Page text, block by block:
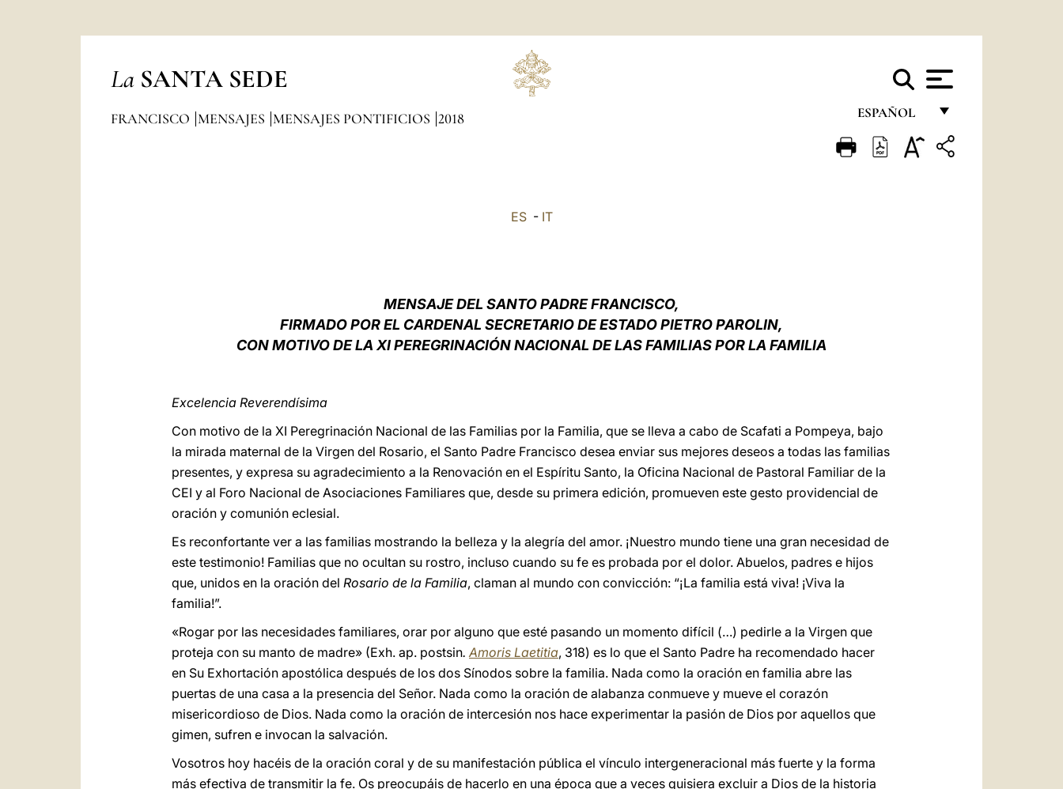
La SANTA SEDE
ESPAÑOL
FRANÇAIS
FRANCISCO MENSAJES MENSAJES PONTIFICIOS 2018
ES- IT
MENSAJE DEL SANTO PADRE FRANCISCO,
FIRMADO POR EL CARDENAL SECRETARIO DE ESTADO PIETRO PAROLIN,
CON MOTIVO DE LA XI PEREGRINACIÓN NACIONAL DE LAS FAMILIAS POR LA FAMILIA
Excelencia Reverendísima
Con motivo de la XI Peregrinación Nacional de las Familias por la Familia, que se lleva a cabo de Scafati a Pompeya, bajo
la mirada maternal de la Virgen del Rosario, el Santo Padre Francisco desea enviar sus mejores deseos a todas las familias
presentes, y expresa su agradecimiento a la Renovación en el Espíritu Santo, la Oficina Nacional de Pastoral Familiar de la
CEI y al Foro Nacional de Asociaciones Familiares que, desde su primera edición, promueven este gesto providencial de
oración y comunión eclesial.
Es reconfortante ver a las familias mostrando la belleza y la alegría del amor. ¡Nuestro mundo tiene una gran necesidad de
este testimonio! Familias que no ocultan su rostro, incluso cuando su fe es probada por el dolor. Abuelos, padres e hijos
que, unidos en la oración del Rosario de la Familia, claman al mundo con convicción: “¡La familia está viva! ¡Viva la
familia!”.
«Rogar por las necesidades familiares, orar por alguno que esté pasando un momento difícil (…) pedirle a la Virgen que
proteja con su manto de madre» (Exh. ap. postsin. Amoris Laetitia, 318) es lo que el Santo Padre ha recomendado hacer
en Su Exhortación apostólica después de los dos Sínodos sobre la familia. Nada como la oración en familia abre las
puertas de una casa a la presencia del Señor. Nada como la oración de alabanza conmueve y mueve el corazón
misericordioso de Dios. Nada como la oración de intercesión nos hace experimentar la pasión de Dios por aquellos que
gimen, sufren e invocan la salvación.
Vosotros hoy hacéis de la oración coral y de su manifestación pública el vínculo intergeneracional más fuerte y la forma
más efectiva de transmitir la fe. Os preocupáis de hacerlo en una época que a veces quisiera excluir a Dios de la historia